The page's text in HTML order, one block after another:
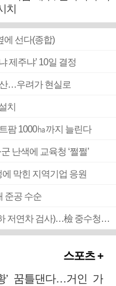
치
에 선다(종합)
제주냐’ 10일 결정
산…우려가 현실로
치
팜 1000㏊까지 늘린다
난색에 교육청 ‘쩔쩔’
막힌 지역기업 응원
준공 수순
■ 검사 신분 버리고 직급하향(10년 이하 저연차 검사)…檢 중수청행 기피
스포츠 +
’ 꿈틀댄다…거인 가